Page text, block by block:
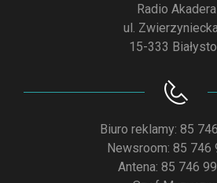
Radio Akadera
ul.
15-333
Biuro reklamy: 85
Newsroom: 85 746
Antena: 85 746